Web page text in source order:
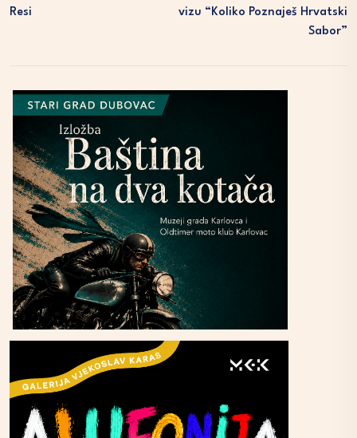
Resi
Vizu “Koliko Poznaješ Hrvatski
Sabor”